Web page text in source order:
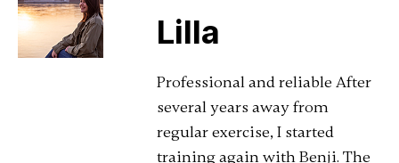
Lilla
Professional and reliable After
several years away from
regular exercise, I started
training again with Benji. The